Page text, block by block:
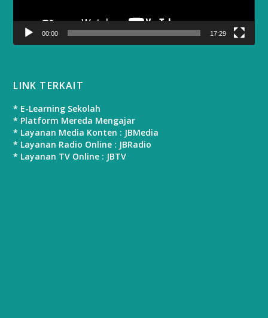
00:00 17:29
LINK TERKAIT
* E-Learning Sekolah
* Platform Mereda Mengajar
* Layanan Media Konten : JBMedia
* Layanan Radio Online : JBRadio
* Layanan TV Online : JBTV